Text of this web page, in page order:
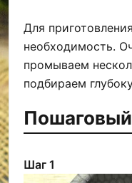
Для
необходимость.
промываем
подбираем
Шаг 1